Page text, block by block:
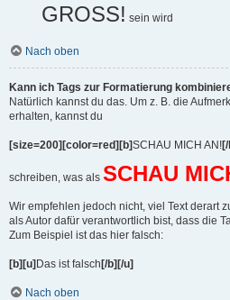
GROSS! sein wird
Nach oben
Kann ich Tags zur Formatierung
Natürlich kannst du das. Um z. B. die
erhalten, kannst du
[size=200][color=red][b]SCHAU MICH AN!
schreiben, was als SCHAU
Wir empfehlen jedoch nicht, viel Text derart
als Autor dafür verantwortlich bist, dass die
Zum Beispiel ist das hier falsch:
[b][u]Das ist falsch[/b][/u]
Nach oben